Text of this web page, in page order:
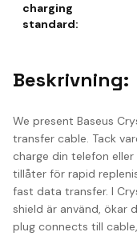
charging
standard:
Beskrivning:
We present Baseus
transfer cable. Tack
charge din telefon
tillåter för rapid
fast data transfer. I
shield är använd, ökar
plug connects till